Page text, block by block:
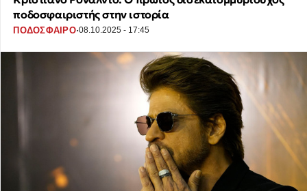
ποδοσφαιριστής στην ιστορία
ΠΟΔΟΣΦΑΙΡΟ·08.10.2025 - 17:45